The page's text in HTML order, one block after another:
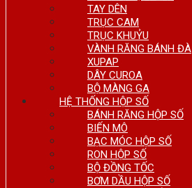
TAY DÊN
TRỤC CAM
TRỤC KHUỶU
VÀNH RĂNG BÁNH ĐÀ
XUPAP
DÂY CUROA
BỘ MÀNG GA
HỆ THỐNG HỘP SỐ
BÁNH RĂNG HỘP SỐ
BIẾN MÔ
BẠC MÓC HỘP SỐ
RON HỘP SỐ
BỘ ĐỒNG TỐC
BƠM DẦU HỘP SỐ